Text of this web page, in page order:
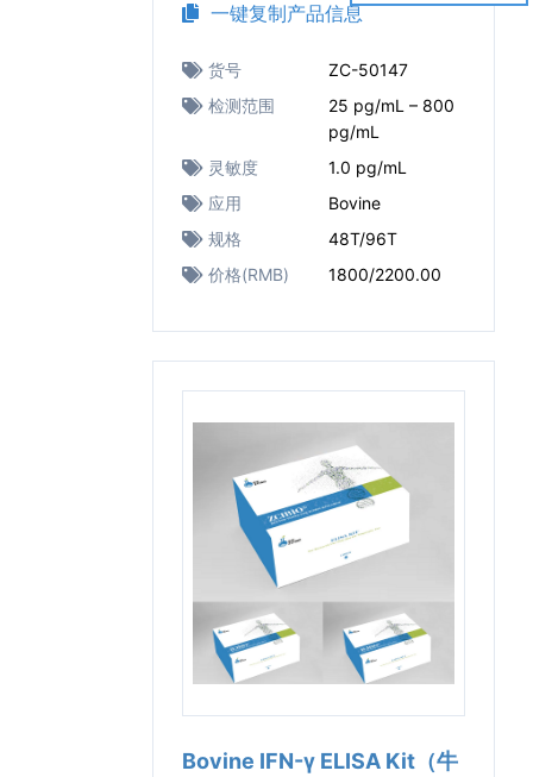
一键复制产品信息
货号
ZC-50147
检测范围
25 pg/mL – 800
pg/mL
灵敏度
1.0 pg/mL
应用
Bovine
规格
48T/96T
价格(RMB)
1800/2200.00
Bovine IFN-γ ELISA Kit（牛